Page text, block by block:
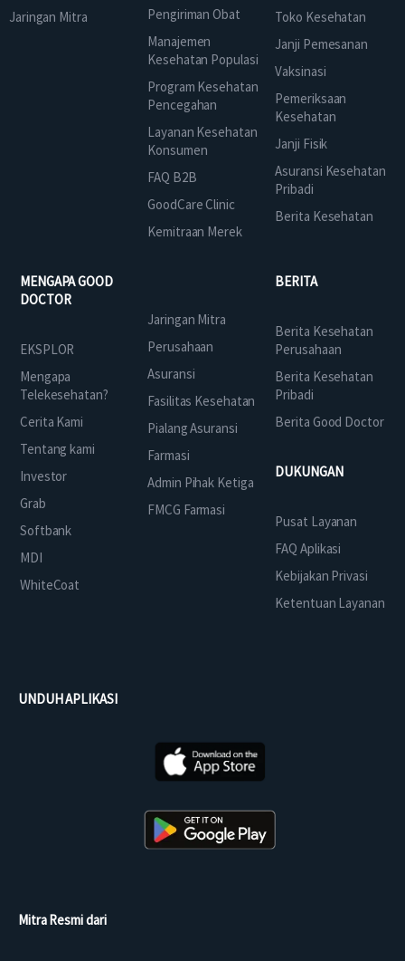
Jaringan Mitra
Pengiriman Obat
Manajemen
Kesehatan Populasi
Program Kesehatan
Pencegahan
Layanan Kesehatan
Konsumen
FAQ B2B
GoodCare Clinic
Kemitraan Merek
Toko Kesehatan
Janji Pemesanan
Vaksinasi
Pemeriksaan
Kesehatan
Janji Fisik
Asuransi Kesehatan
Pribadi
Berita Kesehatan
MENGAPA GOOD
DOCTOR
EKSPLOR
Mengapa
Telekesehatan?
Cerita Kami
Tentang kami
Investor
Grab
Softbank
MDI
WhiteCoat
Jaringan Mitra
Perusahaan
Asuransi
Fasilitas Kesehatan
Pialang Asuransi
Farmasi
Admin Pihak Ketiga
FMCG Farmasi
BERITA
Berita Kesehatan
Perusahaan
Berita Kesehatan
Pribadi
Berita Good Doctor
DUKUNGAN
Pusat Layanan
FAQ Aplikasi
Kebijakan Privasi
Ketentuan Layanan
UNDUH APLIKASI
Mitra Resmi dari